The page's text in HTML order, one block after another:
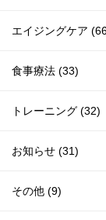
エイジングケア
食事療法 (33)
トレーニング (32)
お知らせ (31)
その他 (9)